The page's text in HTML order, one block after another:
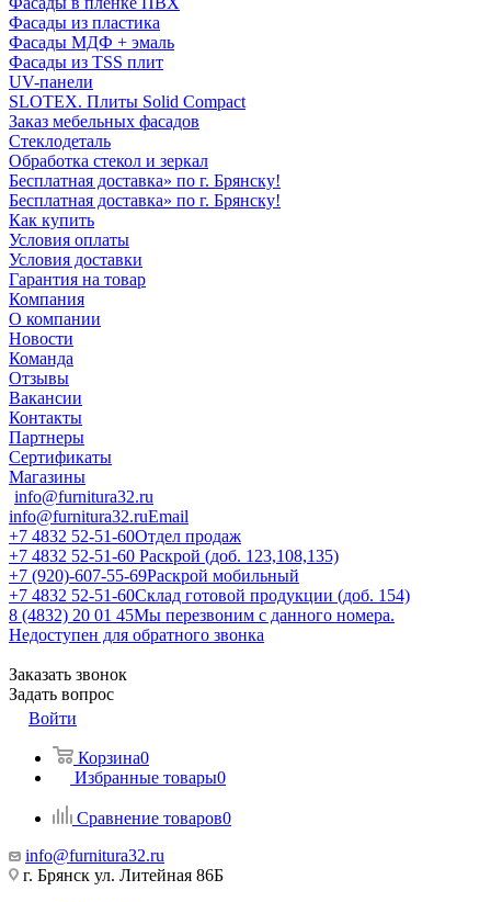
Фасады из пластика
Фасады МДФ + эмаль
Фасады из TSS плит
UV-панели
SLOTEX. Плиты Solid Compact
Заказ мебельных фасадов
Стеклодеталь
Обработка стекол и зеркал
Бесплатная доставка» по г. Брянску!
Бесплатная доставка» по г. Брянску!
Как купить
Условия оплаты
Условия доставки
Гарантия на товар
Компания
О компании
Новости
Команда
Отзывы
Вакансии
Контакты
Партнеры
Сертификаты
Магазины
info@furnitura32.ru
info@furnitura32.ruEmail
+7 4832 52-51-60Отдел продаж
+7 4832 52-51-60 Раскрой (доб. 123,108,135)
+7 (920)-607-55-69Раскрой мобильный
+7 4832 52-51-60Склад готовой продукции (доб. 154)
8 (4832) 20 01 45Мы перезвоним с данного номера.
Недоступен для обратного звонка
Заказать звонок
Задать вопрос
Войти
Корзина0
Избранные товары0
Сравнение товаров0
info@furnitura32.ru
г. Брянск ул. Литейная 86Б